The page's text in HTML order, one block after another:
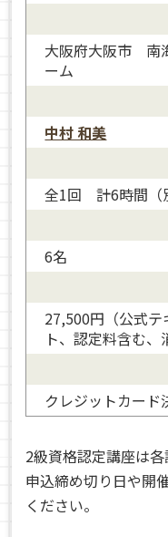
大阪府大阪市 南
ーム
中村 和美
全1回 計6時間（
6名
27,500円（公式
ト、認定料含む、
クレジットカード
2級資格認定講座は
申込締め切り日や開
ください。